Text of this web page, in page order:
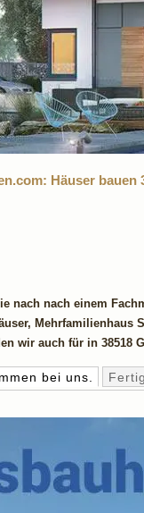
Häuser bauen
nach nach einem
Mehrfamilienhaus
wir auch für in 38518
bei uns.